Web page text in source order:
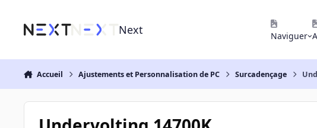
Next Naviguer
Accueil Ajustements et Personnalisation de PC Surcadençage